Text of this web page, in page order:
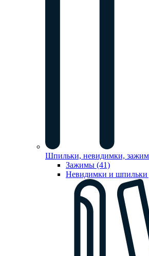
Шпильки, невидимки,
Зажимы (41)
Невидимки и шпильки